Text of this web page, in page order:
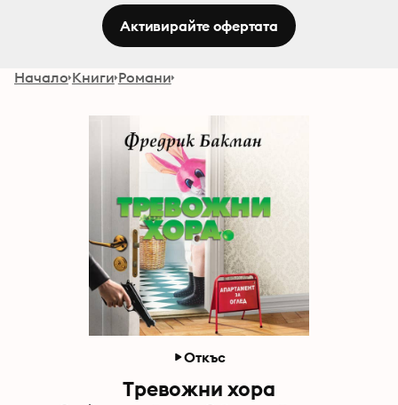
Активирайте офертата
Начало Книги Романи
Откъс
Тревожни хора